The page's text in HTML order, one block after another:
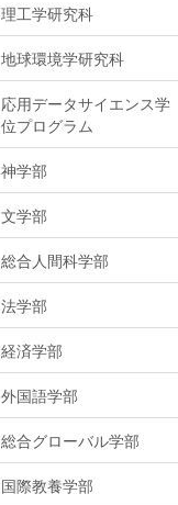
理工学研究科
地球環境学研究科
応用データサイエンス学
位プログラム
神学部
文学部
総合人間科学部
法学部
経済学部
外国語学部
総合グローバル学部
国際教養学部